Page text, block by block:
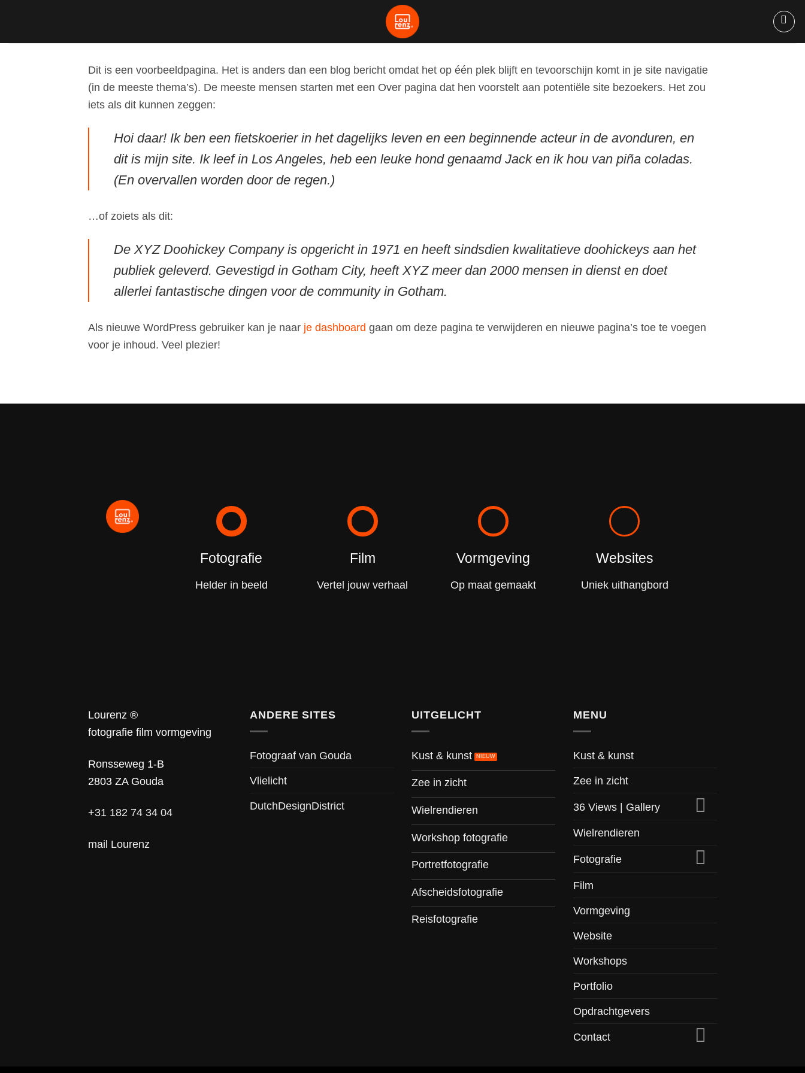
inhoud
Dit is een voorbeeldpagina. Het is anders dan een blog bericht omdat het op één plek blijft en tevoorschijn komt in je site navigatie
(in de meeste thema’s). De meeste mensen starten met een Over pagina dat hen voorstelt aan potentiële site bezoekers. Het zou
iets als dit kunnen zeggen:
Hoi daar! Ik ben een fietskoerier in het dagelijks leven en een beginnende acteur in de avonduren, en
dit is mijn site. Ik leef in Los Angeles, heb een leuke hond genaamd Jack en ik hou van piña coladas.
(En overvallen worden door de regen.)
…of zoiets als dit:
De XYZ Doohickey Company is opgericht in 1971 en heeft sindsdien kwalitatieve doohickeys aan het
publiek geleverd. Gevestigd in Gotham City, heeft XYZ meer dan 2000 mensen in dienst en doet
allerlei fantastische dingen voor de community in Gotham.
Als nieuwe WordPress gebruiker kan je naar je dashboard gaan om deze pagina te verwijderen en nieuwe pagina’s toe te voegen
voor je inhoud. Veel plezier!
Fotografie
Helder in beeld
Film
Vertel jouw verhaal
Vormgeving
Op maat gemaakt
Websites
Uniek uithangbord
Lourenz ®
fotografie film vormgeving
Ronsseweg 1-B
2803 ZA Gouda
+31 182 74 34 04
mail Lourenz
ANDERE SITES
Fotograaf van Gouda
Vlielicht
DutchDesignDistrict
UITGELICHT
Kust & kunst
Zee in zicht
Wielrendieren
Workshop fotografie
Portretfotografie
Afscheidsfotografie
Reisfotografie
MENU
Kust & kunst
Zee in zicht
36 Views | Gallery
Wielrendieren
Fotografie
Film
Vormgeving
Website
Workshops
Portfolio
Opdrachtgevers
Contact